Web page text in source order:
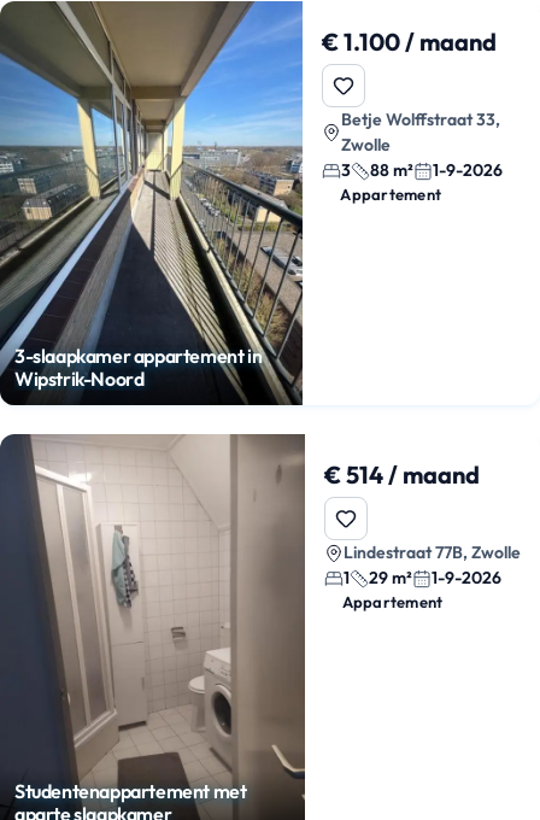
3-slaapkamer appartement in
Wipstrik-Noord
€ 1.100 / maand
Betje Wolffstraat 33,
Zwolle
3
88 m² 1-9-2026
Appartement
Studentenappartement met
aparte slaapkamer
€ 514 / maand
Lindestraat 77B, Zwolle
1
29 m² 1-9-2026
Appartement